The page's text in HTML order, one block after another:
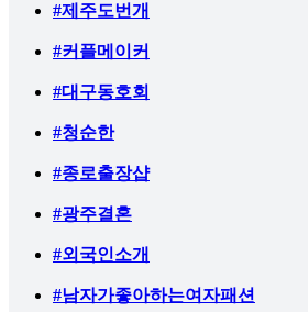
#제주도번개
#커플메이커
#대구동호회
#청순한
#종로출장샵
#광주결혼
#외국인소개
#남자가좋아하는여자패션